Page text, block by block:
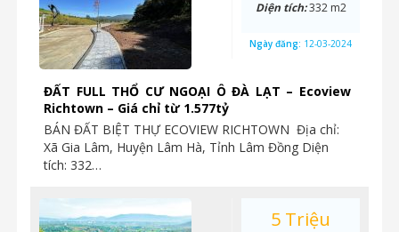
ĐẤT FULL THỔ CƯ NGOẠI Ô ĐÀ LẠT – Ecoview
Richtown – Giá chỉ từ 1.577tỷ
BÁN ĐẤT BIỆT THỰ ECOVIEW RICHTOWN Địa chỉ:
Xã Gia Lâm, Huyện Lâm Hà, Tỉnh Lâm Đồng Diện
tích: 332…
Diện tích:332 m2
Ngày đăng: 12-03-2024
5 Triệu